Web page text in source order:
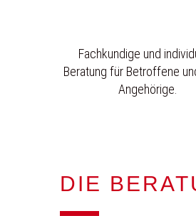
Fachkundige und
Beratung für Betroffene
Angehörige.
DIE